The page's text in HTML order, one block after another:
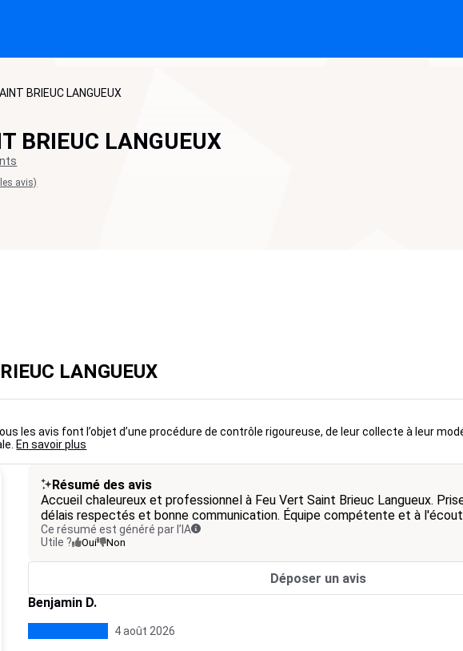
BRIEUC LANGUEUX
BRIEUC LANGUEUX
avis)
LANGUEUX
les avis font l’objet d’une procédure de contrôle rigoureuse, de leur collecte à leur
En savoir plus
Résumé des avis
Accueil chaleureux et professionnel à Feu Vert Saint Brieuc Langueux.
délais respectés et bonne communication. Équipe compétente et à
Ce résumé est généré par l’IA
Utile ?
Oui Non
Déposer un avis
Benjamin D.
4 août 2026